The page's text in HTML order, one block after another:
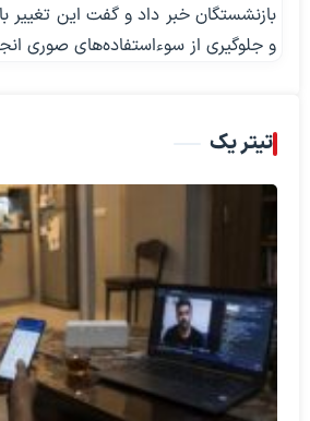
بازنشستگان خبر داد و گفت این تغییر
و جلوگیری از سوءاستفاده‌های صوری
تیتر یک